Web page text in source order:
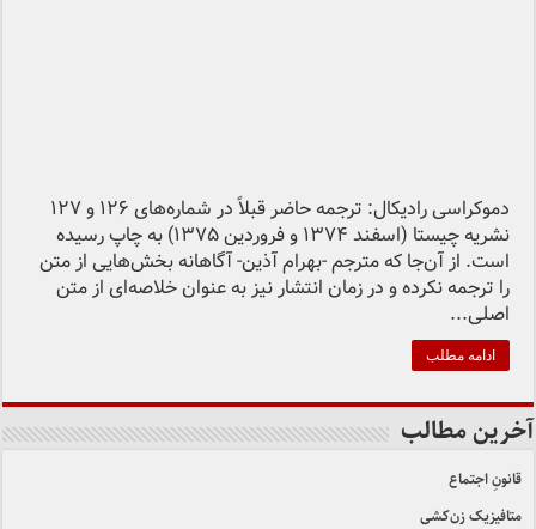
دموکراسی رادیکال: ترجمه حاضر قبلاً در شماره‌های 126 و 127
نشریه چیستا (اسفند 1374 و فروردین 1375) به چاپ رسیده
است. از آن‌جا که مترجم -بهرام آذین- آگاهانه بخش‌هایی از متن
را ترجمه نکرده و در زمان انتشار نیز به عنوان خلاصه‌ای از متن
اصلی...
ادامه مطلب
آخرین مطالب
قانونِ اجتماع
متافیزیک زن‌کشی